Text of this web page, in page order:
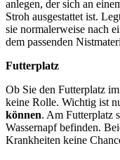
anlegen, der sich an
Stroh ausgestattet ist.
sie normalerweise nach
dem passenden
Futterplatz
Ob Sie den Futterplatz
keine Rolle. Wichtig ist
können. Am Futterplatz
Wassernapf befinden.
Krankheiten keine